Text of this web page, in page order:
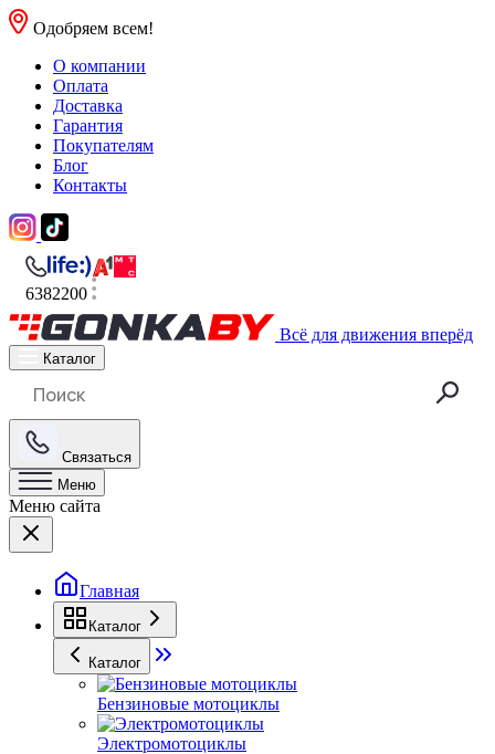
Одобряем всем!
О компании
Оплата
Доставка
Гарантия
Покупателям
Блог
Контакты
6382200
Всё для движения вперёд
Каталог
Связаться
Меню
Меню сайта
Главная
Каталог
Каталог
Бензиновые мотоциклы
Электромотоциклы